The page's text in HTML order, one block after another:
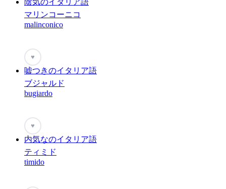
マリンコーニコ
malinconico
♥
嘘つきのイタリア語
ブジャルド
bugiardo
♥
内気なのイタリア語
ティミド
timido